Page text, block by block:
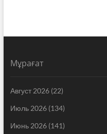
Мұрағат
Август 2026(22)
Июль 2026(134)
Июнь 2026(141)